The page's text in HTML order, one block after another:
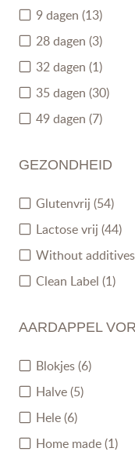
9 dagen (13)
28 dagen (3)
32 dagen (1)
35 dagen (30)
49 dagen (7)
GEZONDHEID
Glutenvrij (54)
Lactose vrij (44)
Without
Clean Label (1)
AARDAPPEL
Blokjes(6)
Halve(5)
Hele(6)
Home made(1)